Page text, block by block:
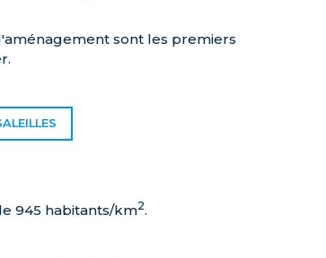
sont les premiers
945 habitants/km2.